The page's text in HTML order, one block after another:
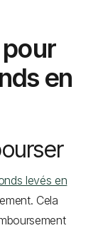
en
levés en
Cela